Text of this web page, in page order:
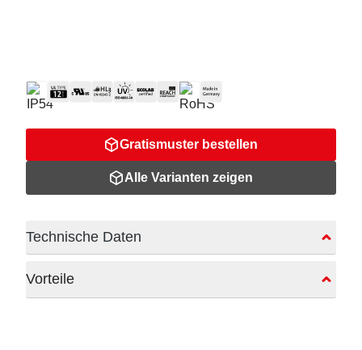
Gratismuster bestellen
Alle Varianten zeigen
Technische Daten
Vorteile